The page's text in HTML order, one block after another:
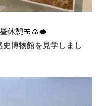
休憩🍱🍙🥪
博物館を見学しまし